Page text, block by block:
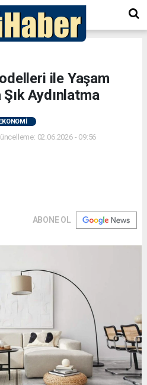
ile Yaşam
Aydınlatma
02.06.2026 - 09:56
ABONE OL